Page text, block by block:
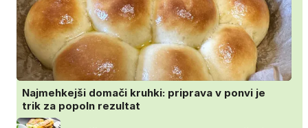
Najmehkejši domači kruhki: priprava v ponvi je
trik za popoln rezultat